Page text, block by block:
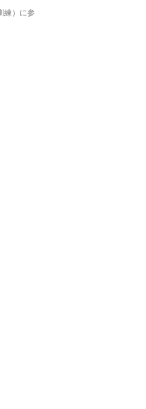
練）に参